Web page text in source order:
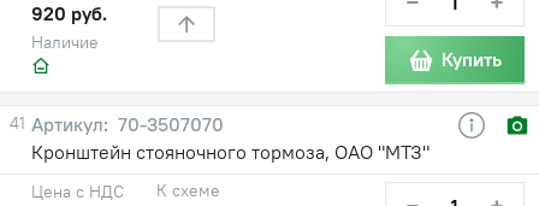
Наличие
920 руб.
Купить
41
70-3507070
Кронштейн стояночного тормоза, ОАО "МТЗ"
Цена с НДС К схеме